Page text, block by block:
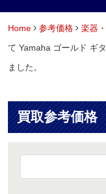
Home 参考価格 楽器
て Yamaha ゴールド ギ
ました。
買取参考価格